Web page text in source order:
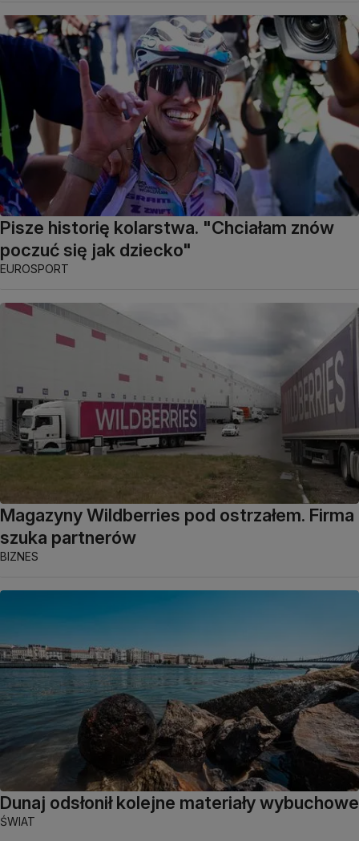
Pisze historię kolarstwa. "Chciałam znów
poczuć się jak dziecko"
EUROSPORT
Magazyny Wildberries pod ostrzałem. Firma
szuka partnerów
BIZNES
Dunaj odsłonił kolejne materiały wybuchowe
ŚWIAT